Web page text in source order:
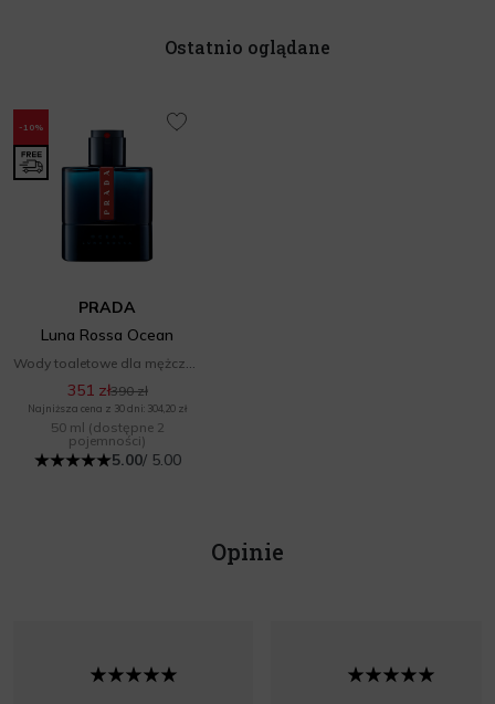
Ostatnio oglądane
-10%
PRADA
Luna Rossa Ocean
351 zł390 zł
Najniższa cena z 30 dni: 304,20 zł
50 ml (dostępne 2
pojemności)
5.00/ 5.00
Opinie